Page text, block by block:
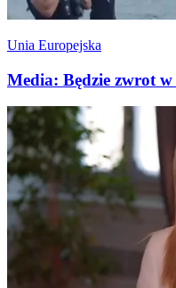
Unia Europejska
Media: Będzie zwrot